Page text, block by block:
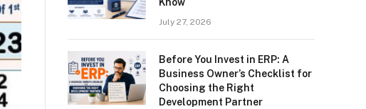
July 27, 2026
Before You Invest in ERP: A
Business Owner’s Checklist for
Choosing the Right
Development Partner